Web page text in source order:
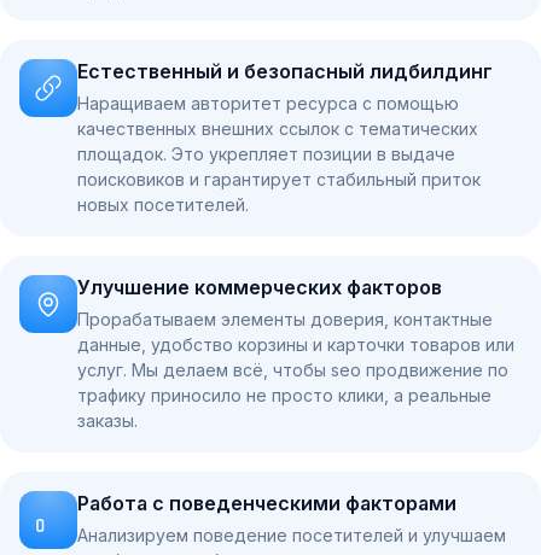
Естественный и безопасный лидбилдинг
Наращиваем авторитет ресурса с помощью
качественных внешних ссылок с тематических
площадок. Это укрепляет позиции в выдаче
поисковиков и гарантирует стабильный приток
новых посетителей.
Улучшение коммерческих факторов
Прорабатываем элементы доверия, контактные
данные, удобство корзины и карточки товаров или
услуг. Мы делаем всё, чтобы seo продвижение по
трафику приносило не просто клики, а реальные
заказы.
Работа с поведенческими факторами
Анализируем поведение посетителей и улучшаем